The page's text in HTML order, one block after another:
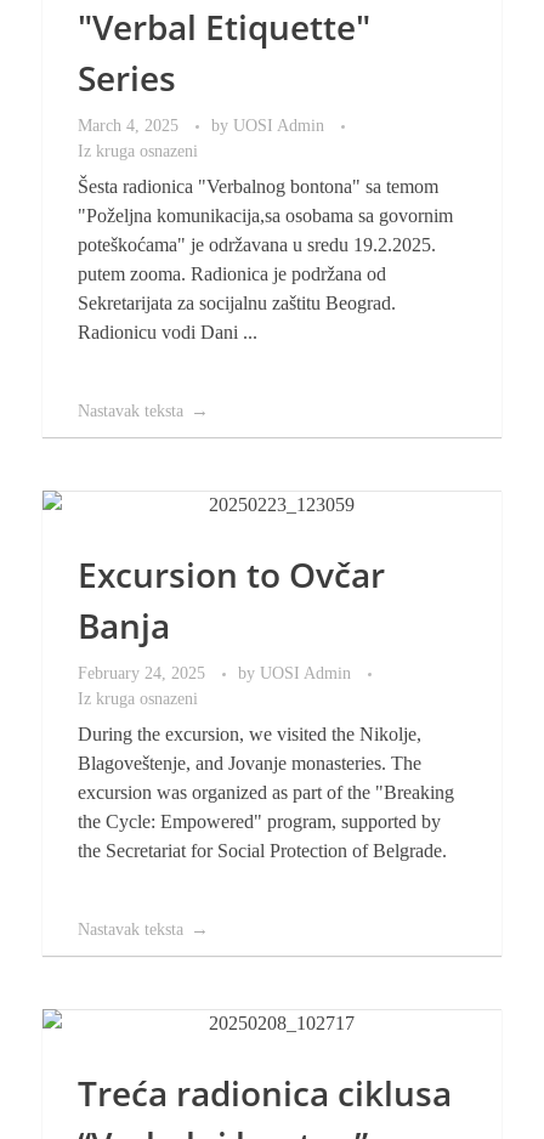
"Verbal Etiquette"
Series
March 4, 2025 by UOSI Admin
Iz kruga osnazeni
Šesta radionica "Verbalnog bontona" sa temom
"Poželjna komunikacija,sa osobama sa govornim
poteškoćama" je održavana u sredu 19.2.2025.
putem zooma. Radionica je podržana od
Sekretarijata za socijalnu zaštitu Beograd.
Radionicu vodi Dani ...
Nastavak teksta
Excursion to Ovčar
Banja
February 24, 2025 by UOSI Admin
Iz kruga osnazeni
During the excursion, we visited the Nikolje,
Blagoveštenje, and Jovanje monasteries. The
excursion was organized as part of the "Breaking
the Cycle: Empowered" program, supported by
the Secretariat for Social Protection of Belgrade.
Nastavak teksta
Treća radionica ciklusa